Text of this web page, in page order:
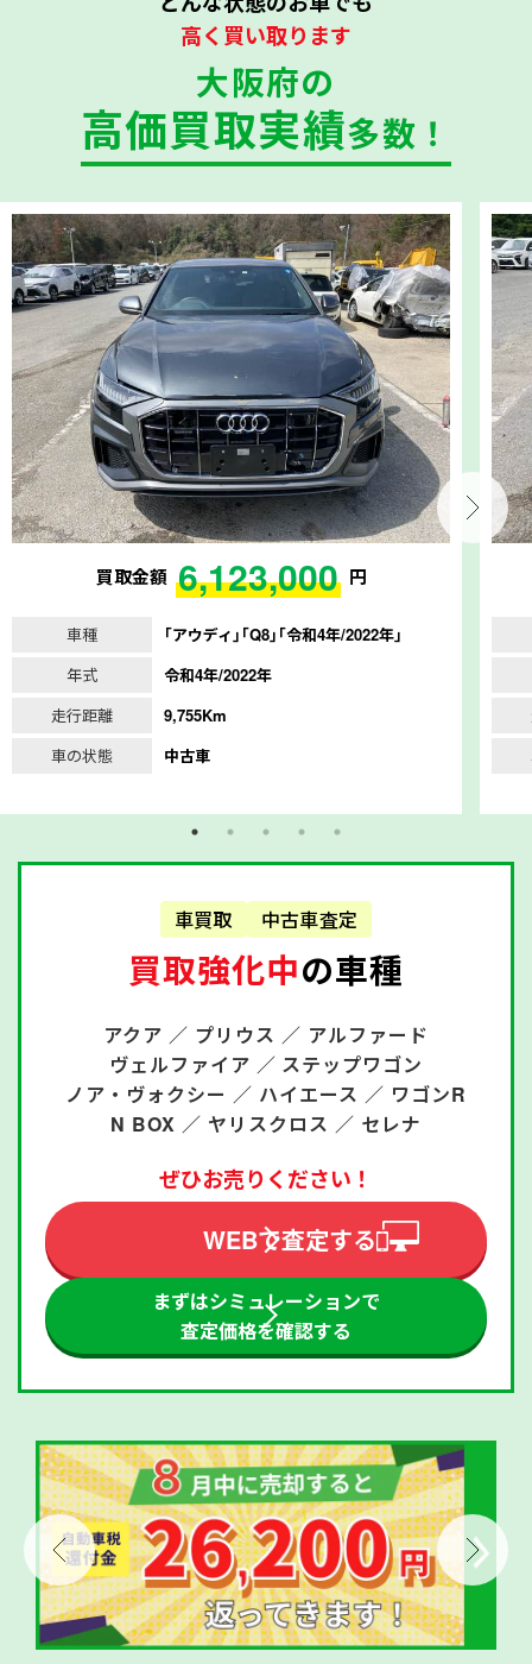
高く買い取ります
大阪府の
高価買取実績多数！
買取金額 6,123,000 円
車種
｢アウディ｣｢Q8｣｢令和4年/2022年｣
年式
令和4年/2022年
走行距離
9,755Km
車の状態
中古車
車買取 中古車査定
買取強化中の車種
アクア ／ プリウス ／ アルファード
ヴェルファイア ／ ステップワゴン
ノア・ヴォクシー ／ ハイエース ／ ワゴンR
N BOX ／ ヤリスクロス ／ セレナ
ぜひお売りください！
WEBで査定する
まずはシミュレーションで
査定価格を確認する